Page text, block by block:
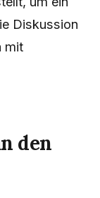
Diskussion
mit
den